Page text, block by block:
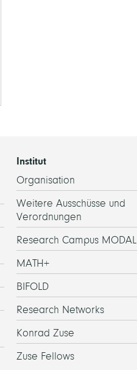
Institut
Organisation
Weitere Ausschüsse und
Verordnungen
Research Campus MODAL
MATH+
BIFOLD
Research Networks
Konrad Zuse
Zuse Fellows